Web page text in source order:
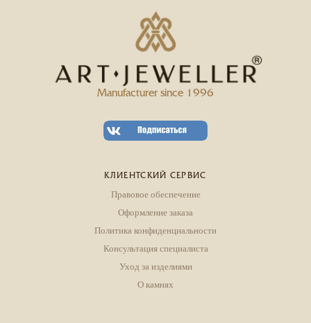
Manufacturer since 1996
КЛИЕНТСКИЙ СЕРВИС
Правовое обеспечение
Оформление заказа
Политика конфиденциальности
Консультация специалиста
Уход за изделиями
О камнях